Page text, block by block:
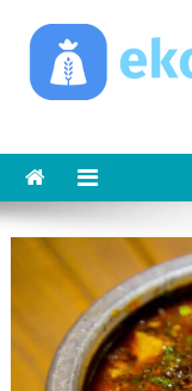
content